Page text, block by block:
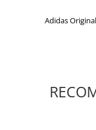
Adidas